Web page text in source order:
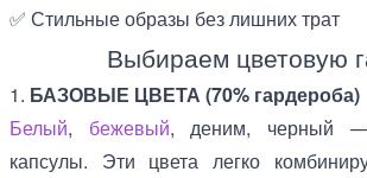
✅ Стильные образы без лишних трат
Выбираем цветовую
1. БАЗОВЫЕ ЦВЕТА (70% гардероба)
Белый, бежевый, деним, черный
капсулы. Эти цвета легко